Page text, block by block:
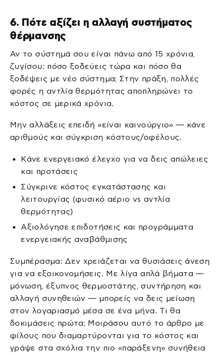
6. Πότε αξίζει η αλλαγή συστήματος
θέρμανσης
Αν το σύστημά σου είναι πάνω από 15 χρόνια,
ζυγίσου: πόσο ξοδεύεις τώρα και πόσο θα
ξοδέψεις με νέο σύστημα; Στην πράξη, πολλές
φορές η αντλία θερμότητας αποπληρώνει το
κόστος σε μερικά χρόνια.
Μην αλλάξεις επειδή «είναι καινούργιο» — κάνε
αριθμούς και σύγκριση κόστους/οφέλους.
Κάνε ενεργειακό έλεγχο για να δεις απώλειες
και προτάσεις
Σύγκρινε κόστος εγκατάστασης και
λειτουργίας (φυσικό αέριο vs αντλία
θερμότητας)
Αξιολόγησε επιδοτήσεις και προγράμματα
ενεργειακής αναβάθμισης
Συμπέρασμα: Δεν χρειάζεται να θυσιάσεις άνεση
για να εξοικονομήσεις. Με λίγα απλά βήματα —
μόνωση, έξυπνος θερμοστάτης, συντήρηση και
αλλαγή συνηθειών — μπορείς να δεις μείωση
στον λογαριασμό μέσα σε ένα μήνα. Τι θα
δοκιμάσεις πρώτα; Μοιράσου αυτό το άρθρο με
φίλους που διαμαρτύρονται για το κόστος και
γράψε στα σχόλια την πιο «παράξενη» συνήθεια